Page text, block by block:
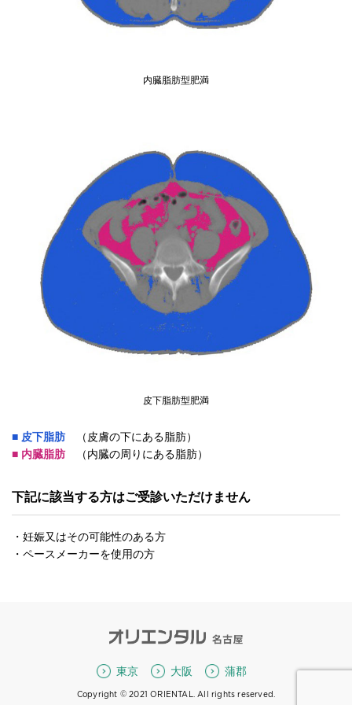
内臓脂肪型肥満
皮下脂肪型肥満
■ 皮下脂肪（皮膚の下にある脂肪）
■ 内臓脂肪（内臓の周りにある脂肪）
下記に該当する方はご受診いただけません
・妊娠又はその可能性のある方
・ペースメーカーを使用の方
東京 大阪 蒲郡
Copyright © 2021 ORIENTAL. All rights reserved.